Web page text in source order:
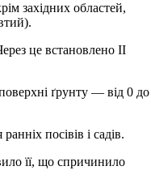
західних областей,
це встановлено II
ґрунту — від 0 до
посівів і садів.
її, що спричинило